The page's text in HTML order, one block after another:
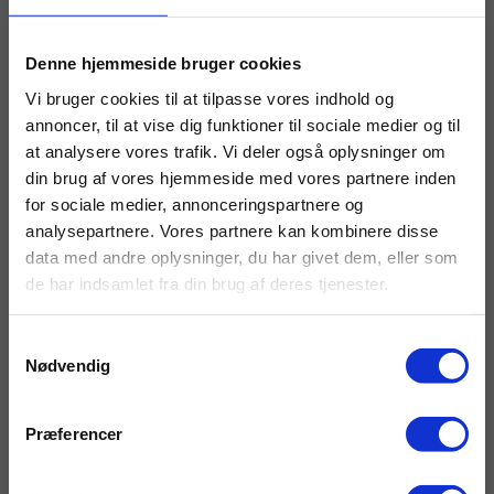
Denne hjemmeside bruger cookies
Vi bruger cookies til at tilpasse vores indhold og
annoncer, til at vise dig funktioner til sociale medier og til
at analysere vores trafik. Vi deler også oplysninger om
din brug af vores hjemmeside med vores partnere inden
for sociale medier, annonceringspartnere og
analysepartnere. Vores partnere kan kombinere disse
data med andre oplysninger, du har givet dem, eller som
de har indsamlet fra din brug af deres tjenester.
Nødvendig
Præferencer
buler eller punkteringer, der kan forårsage
uheld.
Lastvognsdæk og miljøet
Mange moderne dæk er designet med fokus på
bæredygtighed. Genbrugte dæk og
regummieringsprogrammer er populære
løsninger, der reducerer affald og omkostninger.
Overvej også dæk fra producenter, der prioriterer
×
Tilmeld dig vores nyhedsbrev
Få tips & tricks, lokale tilbud og en masse
andre gode informationer, når du tilmelder
dig vores nyhedsbrev. Vi sender normalt 2
E-mail adresse